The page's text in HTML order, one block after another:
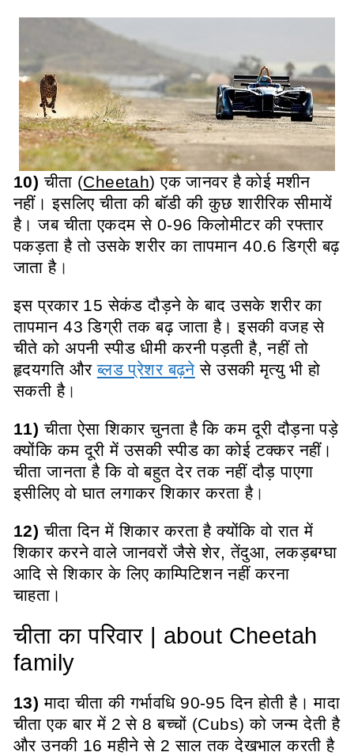
10)चीता (Cheetah) एक जानवर है कोई मशीन
नहीं। इसलिए चीता की बॉडी की कुछ शारीरिक सीमायें
है। जब चीता एकदम से 0-96 किलोमीटर की रफ्तार
पकड़ता है तो उसके शरीर का तापमान 40.6 डिग्री बढ़
जाता है।
इस प्रकार 15 सेकंड दौड़ने के बाद उसके शरीर का
तापमान 43 डिग्री तक बढ़ जाता है। इसकी वजह से
चीते को अपनी स्पीड धीमी करनी पड़ती है, नहीं तो
हृदयगति औरब्लड प्रेशर बढ़नेसे उसकी मृत्यु भी हो
सकती है।
11) चीता ऐसा शिकार चुनता है कि कम दूरी दौड़ना पड़े
क्योंकि कम दूरी में उसकी स्पीड का कोई टक्कर नहीं।
चीता जानता है कि वो बहुत देर तक नहीं दौड़ पाएगा
इसीलिए वो घात लगाकर शिकार करता है।
12) चीता दिन में शिकार करता है क्योंकि वो रात में
शिकार करने वाले जानवरों जैसे शेर, तेंदुआ, लकड़बग्घा
आदि से शिकार के लिए काम्पिटिशन नहीं करना
चाहता।
चीता का परिवार | about Cheetah
family
13) मादा चीता की गर्भावधि 90-95 दिन होती है। मादा
चीता एक बार में 2 से 8 बच्चों (Cubs) को जन्म देती है
और उनकी 16 महीने से 2 साल तक देखभाल करती है